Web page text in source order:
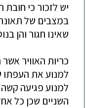
יש לזכור כי
במצבים של
שאינו חגור והן
כריות האוויר
למנוע את העפתו
למנוע פגיעה קשה
השניים שכן כל